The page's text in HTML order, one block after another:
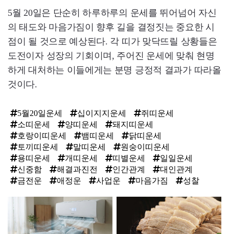
5월 20일은 단순히 하루하루의 운세를 뛰어넘어 자신
의 태도와 마음가짐이 향후 길을 결정짓는 중요한 시
점이 될 것으로 예상된다. 각 띠가 맞닥뜨릴 상황들은
도전이자 성장의 기회이며, 주어진 운세에 맞춰 현명
하게 대처하는 이들에게는 분명 긍정적 결과가 따라올
것이다.
5월20일운세 십이지지운세
쥐띠운세
소띠운세
양띠운세
돼지띠운세
호랑이띠운세
뱀띠운세
닭띠운세
토끼띠운세
말띠운세
원숭이띠운세
용띠운세
개띠운세 띠별운세
일일운세
신중함
해결과진전 인간관계
대인관계
금전운
애정운 사업운 마음가짐 성찰
라